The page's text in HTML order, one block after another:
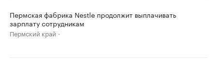
Пермская фабрика Nestle продолжит выплачивать
зарплату сотрудникам
Пермский край